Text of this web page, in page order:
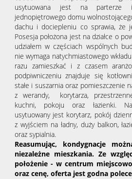
usytuowana jest na parterze
jednopiętrowego domu
dachu i dociepleniu co sprawia, że
Posesja położona jest na działce o
udziałem w częściach wspólnych
nie wymaga natychmiastowego
razu zamieszkać i z czasem
podpiwniczeniu znajduje się
stałe i suszarnia oraz pomieszczenie
z werandy, korytarza,
kuchni, pokoju oraz łazienki.
usytuowany jest korytarz, pokój
z wyjściem na ładny, duży balkon,
oraz sypialnia.
Reasumując, kondygnacje
niezależne mieszkania. Ze
położenie - w centrum
oraz cenę, oferta jest godna